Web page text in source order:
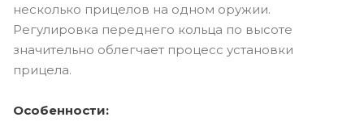
несколько прицелов на одном оружии.
Регулировка переднего кольца по высоте
значительно облегчает процесс установки
прицела.
Особенности: